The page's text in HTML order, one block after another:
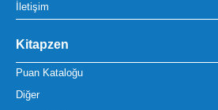
İletişim
Kitapzen
Puan Kataloğu
Diğer